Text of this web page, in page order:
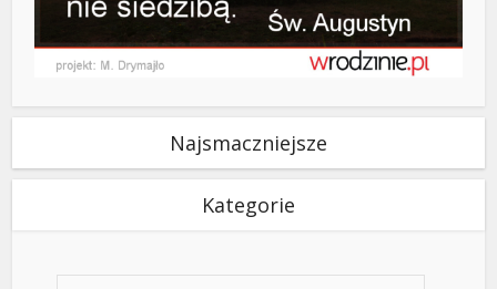
Najsmaczniejsze
Kategorie